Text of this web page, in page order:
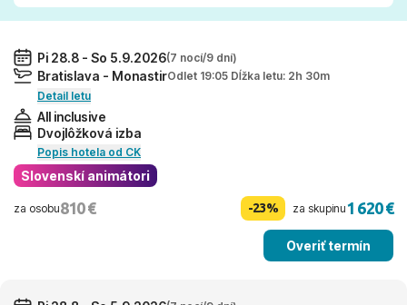
Pi 28.8 - So 5.9.2026(7 nocí/9 dní)
Bratislava - MonastirOdlet 19:05 Dĺžka letu: 2h 30m
Detail letu
All inclusive
Dvojlôžková izba
Popis hotela od CK
Slovenskí animátori
za osobu810 € -23% za skupinu1 620 €
Overiť termín